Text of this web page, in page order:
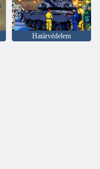
Határvédelem